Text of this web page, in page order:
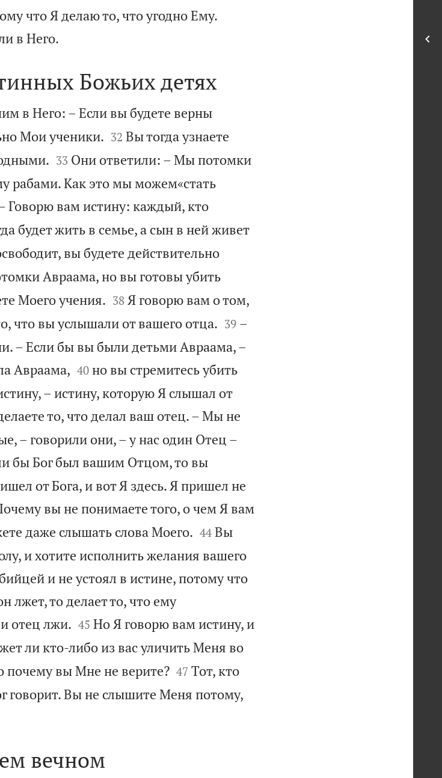
что Я делаю то, что угодно Ему.
в Него.
Божьих детях
в Него: – Если вы будете верны
Мои ученики.
32 Вы тогда узнаете

33 Они ответили: – Мы потомки
рабами. Как это мы можем«стать
Говорю вам истину: каждый, кто
будет жить в семье, а сын в ней живет
вы будете действительно
Авраама, но вы готовы убить
Моего учения.
38 Я говорю вам о том,
что вы услышали от вашего отца.
39 –
– Если бы вы были детьми Авраама, –
Авраама,
40 но вы стремитесь убить
– истину, которую Я слышал от
то, что делал ваш отец. – Мы не
– говорили они, – у нас один Отец –
бы Бог был вашим Отцом, то вы
от Бога, и вот Я здесь. Я пришел не
вы не понимаете того, о чем Я вам
даже слышать слова Моего.
44 Вы
и хотите исполнить желания вашего
и не устоял в истине, потому что
лжет, то делает то, что ему
отец лжи.
45 Но Я говорю вам истину, и
ли кто-либо из вас уличить Меня во
почему вы Мне не верите?
47 Тот, кто
говорит. Вы не слышите Меня потому,
вечном